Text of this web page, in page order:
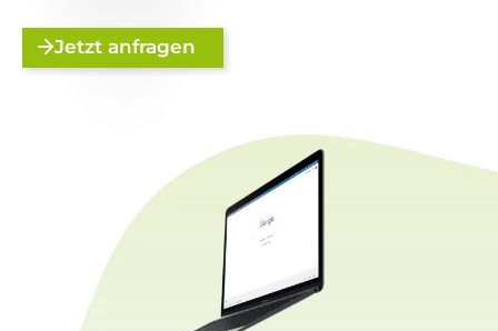
t
Jetzt anfragen